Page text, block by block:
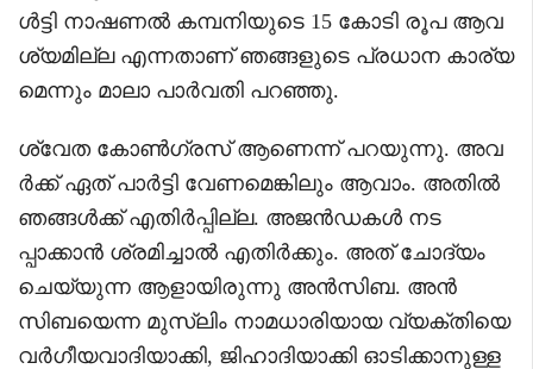
ൾട്ടി നാഷണൽ കമ്പനിയുടെ 15 കോടി രൂപ ആവ
ശ്യമില്ല എന്നതാണ് ഞങ്ങളുടെ പ്രധാന കാര്യ
മെന്നും മാലാ പാർവതി പറഞ്ഞു.
ശ്വേത കോൺഗ്രസ് ആണെന്ന് പറയുന്നു. അവ
ർക്ക് ഏത് പാർട്ടി വേണമെങ്കിലും ആവാം. അതിൽ
ഞങ്ങൾക്ക് എതിർപ്പില്ല. അജൻഡകൾ നട
പ്പാക്കാൻ ശ്രമിച്ചാൽ എതിർക്കും. അത് ചോദ്യം
ചെയ്യുന്ന ആളായിരുന്നു അൻസിബ. അൻ
സിബയെന്ന മുസ്ലിം നാമധാരിയായ വ്യക്തിയെ
വർഗീയവാദിയാക്കി, ജിഹാദിയാക്കി ഓടിക്കാനുള്ള